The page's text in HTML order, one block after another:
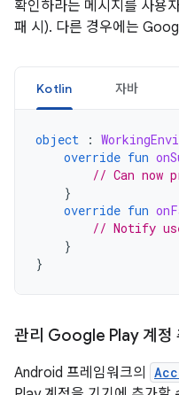
확인하라는 메시지를 사용
패 시). 다른 경우에는
Kotlin 자바
object :
override fun
// Can now
}
override fun
// Notify
}
}
관리 Google Play 계정
Android 프레임워크의